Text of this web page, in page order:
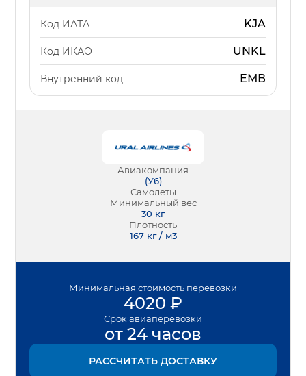
Код ИАТА KJA
Код ИКАО UNKL
Внутренний код ЕМВ
Авиакомпания
(У6)
Самолеты
Минимальный вес
30 кг
Плотность
167 кг / м3
Минимальная стоимость перевозки
4020 ₽
Срок авиаперевозки
от 24 часов
РАССЧИТАТЬ ДОСТАВКУ